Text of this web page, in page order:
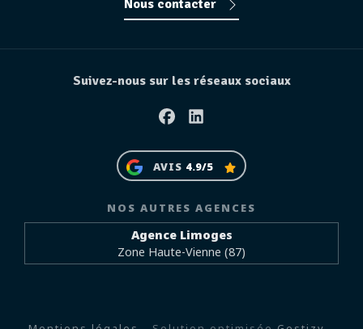
Nous contacter
Suivez-nous sur les réseaux sociaux
FacebookLinkedin
AVIS 4.9/5
NOS AUTRES AGENCES
Agence Limoges
Zone Haute-Vienne (87)